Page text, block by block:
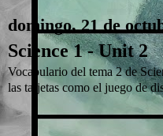
domingo, 21 de
Science 1 - Unit 2
Vocabulario del tema 2 de
las tarjetas como el juego de